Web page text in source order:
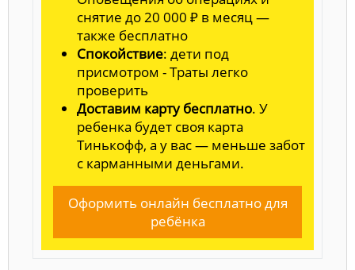
снятие до 20 000 ₽ в месяц —
также бесплатно
Спокойствие: дети под
присмотром - Траты легко
проверить
Доставим карту бесплатно. У
ребенка будет своя карта
Тинькофф, а у вас — меньше забот
с карманными деньгами.
Оформить онлайн бесплатно для
ребёнка